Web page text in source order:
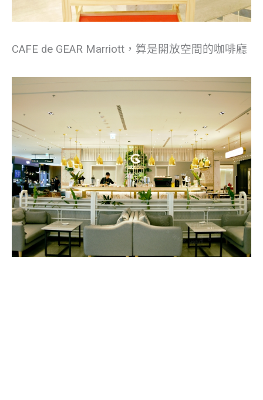
CAFE de GEAR Marriott，算是開放空間的咖啡廳